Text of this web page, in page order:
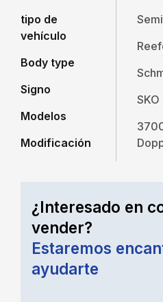
tipo de
vehículo
Body type
Signo
Modelos
Modificación
SKO
¿Interesado en
vender?
Estaremos
ayudarte